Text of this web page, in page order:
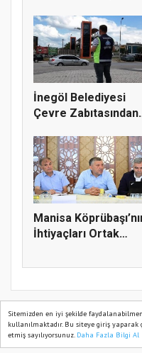
Sitemizden en iyi şekilde
kullanılmaktadır. Bu siteye giriş yaparak
etmiş sayılıyorsunuz. Daha Fazla Bilgi Al
İnegöl Belediyesi
Çevre Zabıtasından
Manisa
İhtiyaçları Ortak
TÜRK
Ana Sayfa Web TV